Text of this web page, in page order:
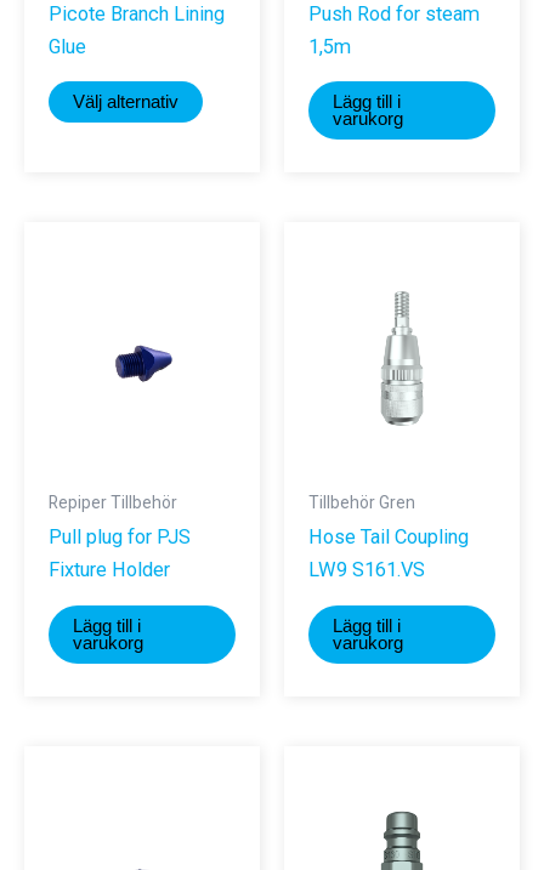
Picote Branch Lining
Glue
Välj alternativ
Den
Push Rod for steam
1,5m
Lägg till i
varukorg
Repiper Tillbehör
Pull plug for PJS
Fixture Holder
Lägg till i
varukorg
Tillbehör Gren
Hose Tail Coupling
LW9 S161.VS
Lägg till i
varukorg